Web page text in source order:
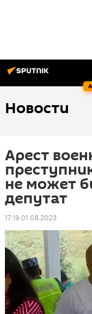
Новости
Арест
не может
депутат
17:19 01.08.2023